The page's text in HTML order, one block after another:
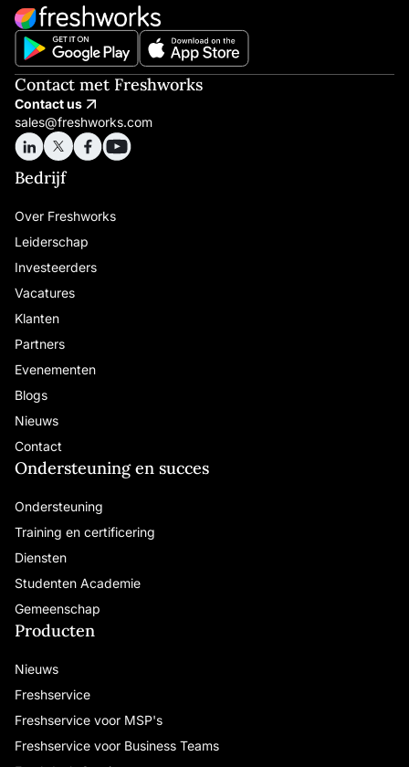
Contact met Freshworks
Contact us
sales@freshworks.com
Bedrijf
Over Freshworks
Leiderschap
Investeerders
Vacatures
Klanten
Partners
Evenementen
Blogs
Nieuws
Contact
Ondersteuning en succes
Ondersteuning
Training en certificering
Diensten
Studenten Academie
Gemeenschap
Producten
Nieuws
Freshservice
Freshservice voor MSP's
Freshservice voor Business Teams